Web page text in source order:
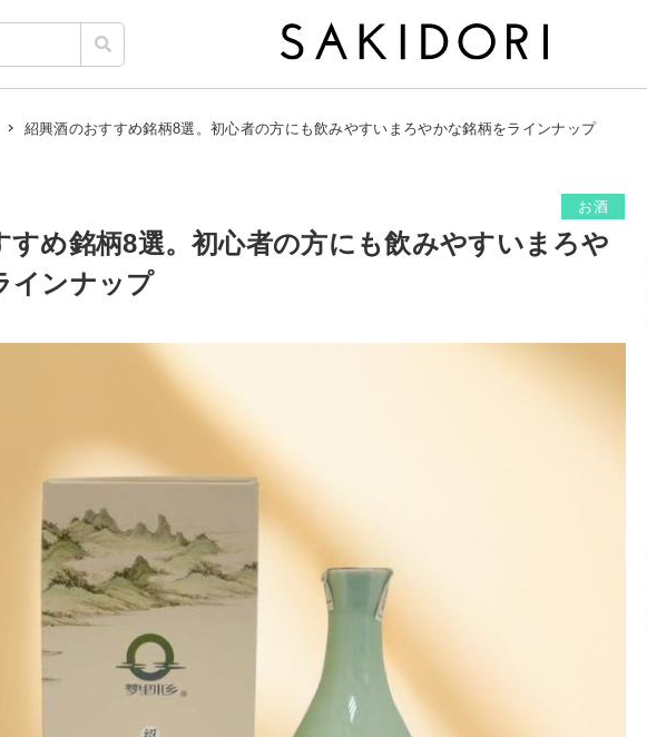
紹興酒のおすすめ銘柄8選。初心者の方にも飲みやすいまろやかな銘柄をラインナップ
お酒
すめ銘柄8選。初心者の方にも飲みやすいまろや
インナップ